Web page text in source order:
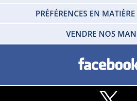
PRÉFÉRENCES EN
VENDRE NOS